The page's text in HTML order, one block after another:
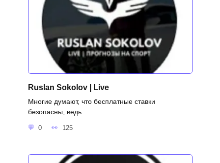
Ruslan Sokolov | Live
Многие думают, что бесплатные ставки
безопасны, ведь
0 125